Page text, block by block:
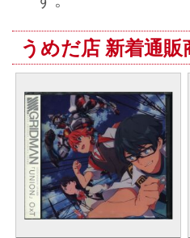
うめだ店 新着通販